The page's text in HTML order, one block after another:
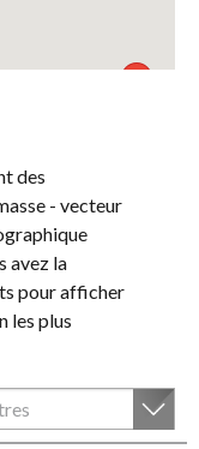
des
- vecteur
avez la
pour afficher
les plus